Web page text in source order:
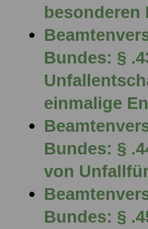
besonderen
Bundes: §
einmalige
Bundes: §
von
Bundes: §